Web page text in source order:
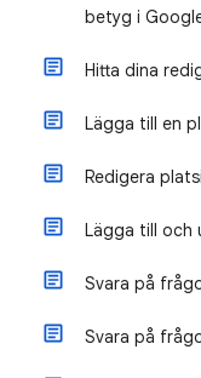
betyg i
Hitta dina
Lägga till en
Redigera
Lägga till och
Svara på
Svara på